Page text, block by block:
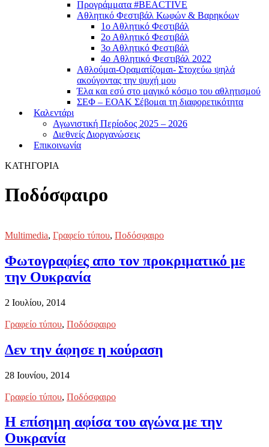
Προγράμματα #BEACTIVE
Αθλητικό Φεστιβάλ Κωφών & Βαρηκόων
1ο Αθλητικό Φεστιβάλ
2ο Αθλητικό Φεστιβάλ
3ο Αθλητικό Φεστιβάλ
4o Αθλητικό Φεστιβάλ 2022
Αθλούμαι-Οραματίζομαι- Στοχεύω ψηλά
ακούγοντας την ψυχή μου
Έλα και εσύ στο μαγικό κόσμο του αθλητισμού
ΣΕΦ – ΕΟΑΚ Σέβομαι τη διαφορετικότητα
Καλεντάρι
Αγωνιστική Περίοδος 2025 – 2026
Διεθνείς Διοργανώσεις
Επικοινωνία
ΚΑΤΗΓΟΡΙΑ
Ποδόσφαιρο
Multimedia, Γραφείο τύπου, Ποδόσφαιρο
Φωτογραφίες απο τον προκριματικό με
την Ουκρανία
2 Ιουλίου, 2014
Γραφείο τύπου, Ποδόσφαιρο
Δεν την άφησε η κούραση
28 Ιουνίου, 2014
Γραφείο τύπου, Ποδόσφαιρο
Η επίσημη αφίσα του αγώνα με την
Ουκρανία